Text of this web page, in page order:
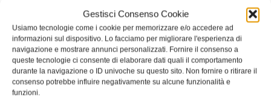
Gestisci Consenso Cookie
Usiamo tecnologie come i cookie per memorizzare e/o accedere ad
informazioni sul dispositivo. Lo facciamo per migliorare l'esperienza di
navigazione e mostrare annunci personalizzati. Fornire il consenso a
queste tecnologie ci consente di elaborare dati quali il comportamento
durante la navigazione o ID univoche su questo sito. Non fornire o ritirare il
consenso potrebbe influire negativamente su alcune funzionalità e
funzioni.
Il recente rapporto della International
Federation of Robotics (IFR) rivela
che il numero di robot industriali nel
mondo ha raggiunto i 4 milioni, con
una crescita marcata nel settore logistico. In Europa, con la
Germania al vertice, gli Autonomous Mobile Robots (AMR)
stanno rivoluzionando la movimentazione nei magazzini,